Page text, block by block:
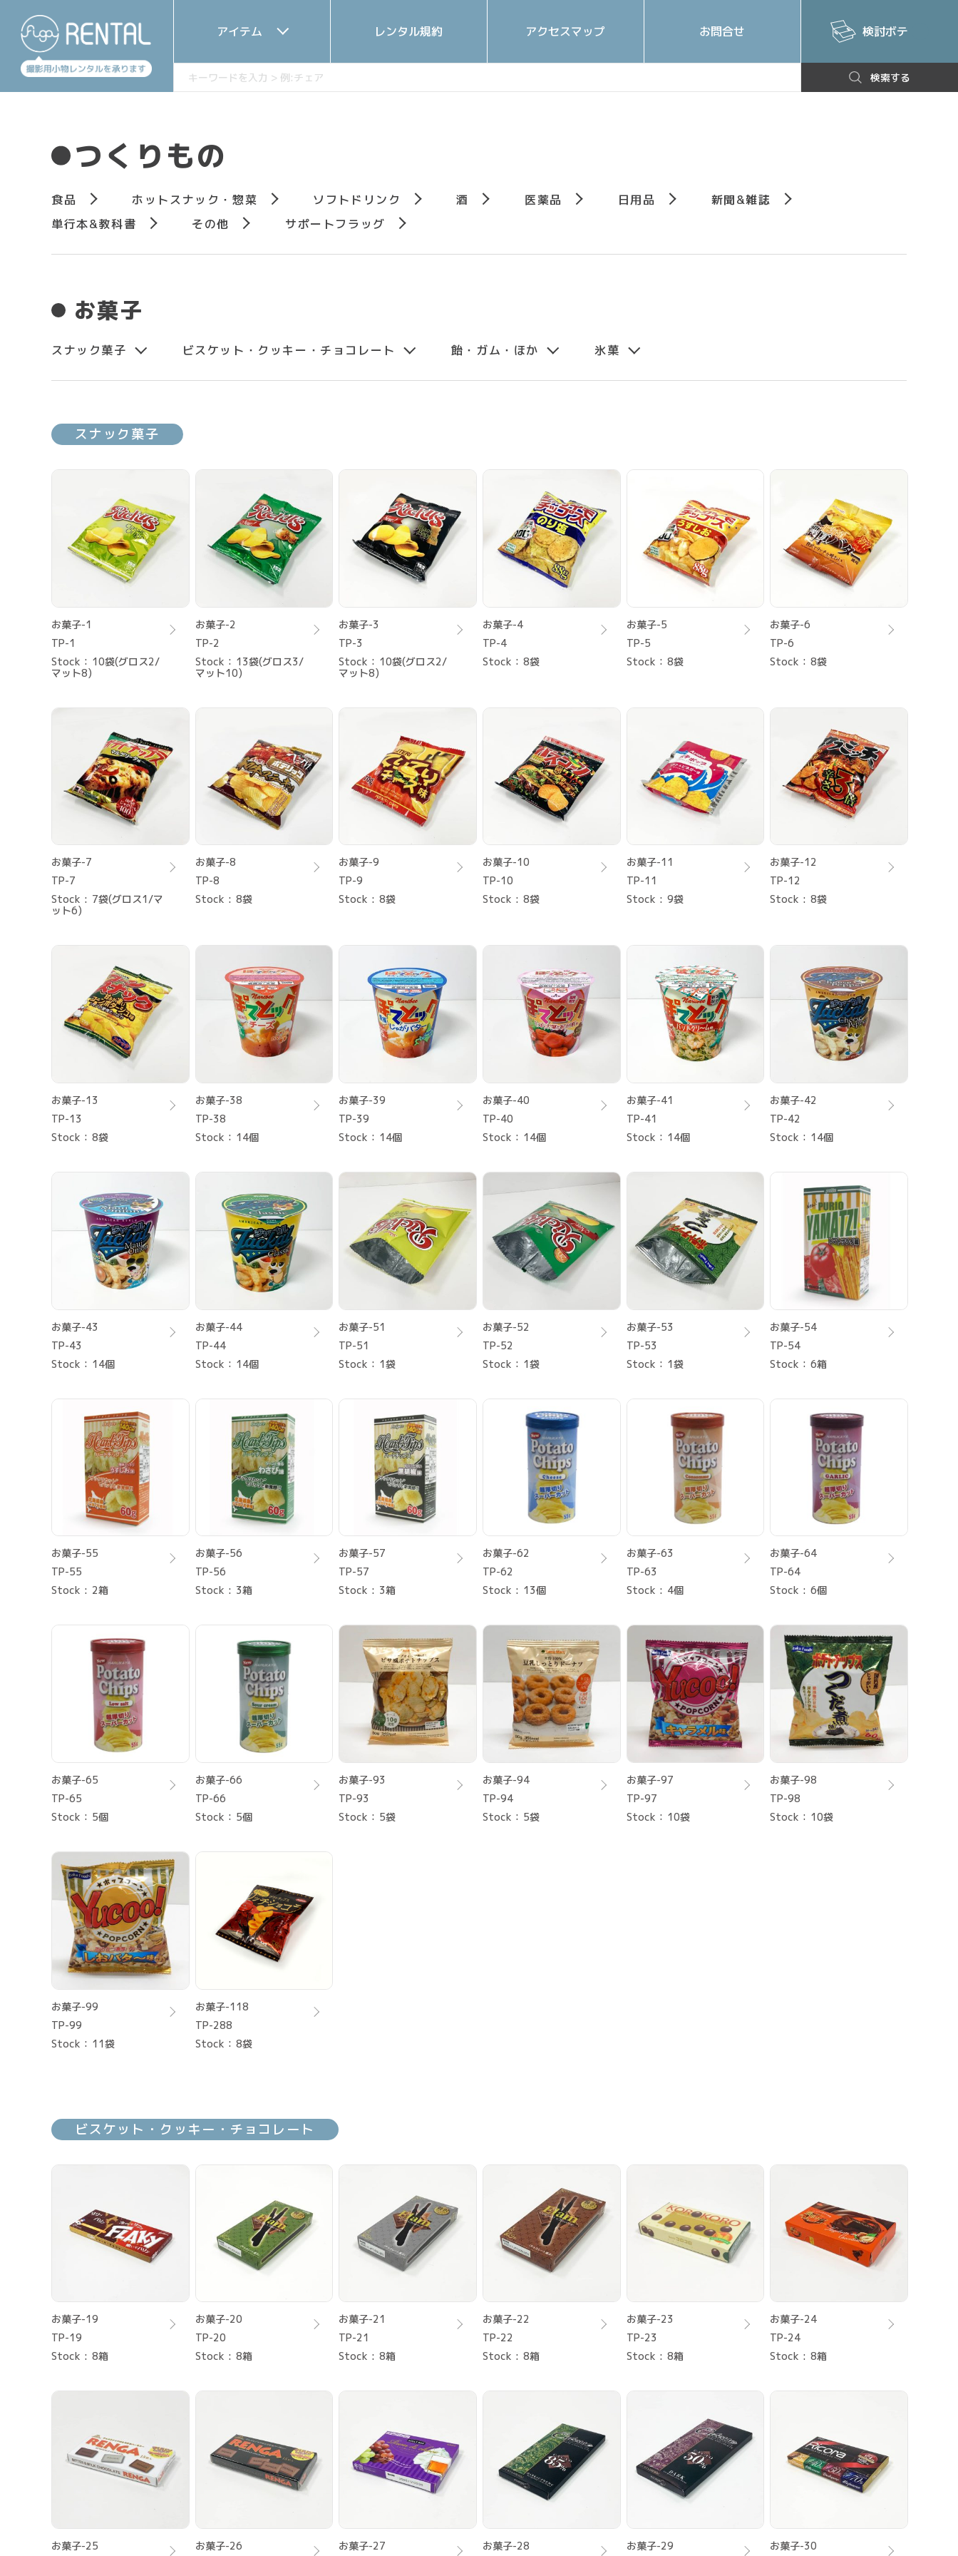
アイテム レンタル規約 アクセスマップ お問合せ 検討ボテ
検索する
つくりもの
食品 ホットスナック・惣菜 ソフトドリンク 酒 医薬品 ⽇⽤品
新聞&雑誌
単⾏本&教科書
その他 サポートフラッグ
お菓⼦
スナック菓子 ビスケット・クッキー・チョコレート 飴・ガム・ほか 氷菓
スナック菓子
お菓子-1
TP-1
Stock
10袋(グロス2/
マット8)
お菓子-2
TP-2
Stock
13袋(グロス3/
マット10)
お菓子-3
TP-3
Stock
10袋(グロス2/
マット8)
お菓子-4
TP-4
Stock
8袋
お菓子-5
TP-5
Stock
8袋
お菓子-6
TP-6
Stock
8袋
お菓子-7
TP-7
Stock
7袋(グロス1/マ
ット6)
お菓子-8
TP-8
Stock
8袋
お菓子-9
TP-9
Stock
8袋
お菓子-10
TP-10
Stock
8袋
お菓子-11
TP-11
Stock
9袋
お菓子-12
TP-12
Stock
8袋
お菓子-13
TP-13
Stock
8袋
お菓子-38
TP-38
Stock
14個
お菓子-39
TP-39
Stock
14個
お菓子-40
TP-40
Stock
14個
お菓子-41
TP-41
Stock
14個
お菓子-42
TP-42
Stock
14個
お菓子-43
TP-43
Stock
14個
お菓子-44
TP-44
Stock
14個
お菓子-51
TP-51
Stock
1袋
お菓子-52
TP-52
Stock
1袋
お菓子-53
TP-53
Stock
1袋
お菓子-54
TP-54
Stock
6箱
お菓子-55
TP-55
Stock
2箱
お菓子-56
TP-56
Stock
3箱
お菓子-57
TP-57
Stock
3箱
お菓子-62
TP-62
Stock
13個
お菓子-63
TP-63
Stock
4個
お菓子-64
TP-64
Stock
6個
お菓子-65
TP-65
Stock
5個
お菓子-66
TP-66
Stock
5個
お菓子-93
TP-93
Stock
5袋
お菓子-94
TP-94
Stock
5袋
お菓子-97
TP-97
Stock
10袋
お菓子-98
TP-98
Stock
10袋
お菓子-99
TP-99
Stock
11袋
お菓子-118
TP-288
Stock
8袋
ビスケット・クッキー・チョコレート
お菓子-19
TP-19
Stock
8箱
お菓子-20
TP-20
Stock
8箱
お菓子-21
TP-21
Stock
8箱
お菓子-22
TP-22
Stock
8箱
お菓子-23
TP-23
Stock
8箱
お菓子-24
TP-24
Stock
8箱
お菓子-25 お菓子-26 お菓子-27 お菓子-28 お菓子-29 お菓子-30